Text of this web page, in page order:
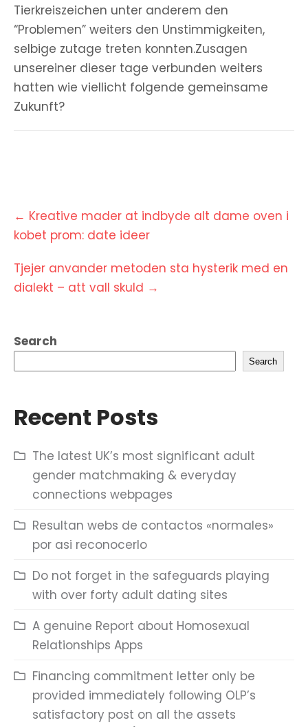
Tierkreiszeichen unter anderem den
“Problemen” weiters den Unstimmigkeiten,
selbige zutage treten konnten.Zusagen
unsereiner dieser tage verbunden weiters
hatten wie viellicht folgende gemeinsame
Zukunft?
Post
navigation
← Kreative mader at indbyde alt dame oven i
kobet prom: date ideer
Tjejer anvander metoden sta hysterik med en
dialekt – att vall skuld →
Search
Search
Recent Posts
The latest UK’s most significant adult
gender matchmaking & everyday
connections webpages
Resultan webs de contactos «normales»
por asi reconocerlo
Do not forget in the safeguards playing
with over forty adult dating sites
A genuine Report about Homosexual
Relationships Apps
Financing commitment letter only be
provided immediately following OLP’s
satisfactory post on all the assets